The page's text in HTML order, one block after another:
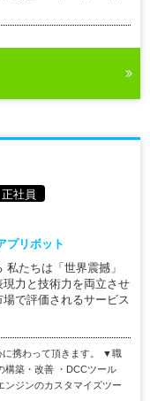
正社員
プリボット
たちは「世界震撼」
力と技術力を両立させ
で評価されるサービス
に携わって頂きます。 ▼職
構築・改善 ・DCCツール
ンジンのカスタマイズツー